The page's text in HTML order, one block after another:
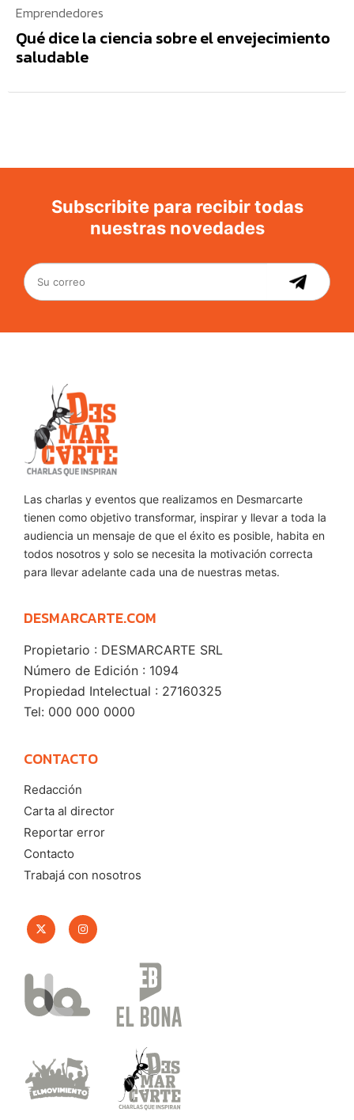
Emprendedores
Qué dice la ciencia sobre el envejecimiento
saludable
Subscribite para recibir todas
nuestras novedades
Las charlas y eventos que realizamos en Desmarcarte
tienen como objetivo transformar, inspirar y llevar a toda la
audiencia un mensaje de que el éxito es posible, habita en
todos nosotros y solo se necesita la motivación correcta
para llevar adelante cada una de nuestras metas.
DESMARCARTE.COM
Propietario : DESMARCARTE SRL
Número de Edición : 1094
Propiedad Intelectual : 27160325
Tel: 000 000 0000
CONTACTO
Redacción
Carta al director
Reportar error
Contacto
Trabajá con nosotros